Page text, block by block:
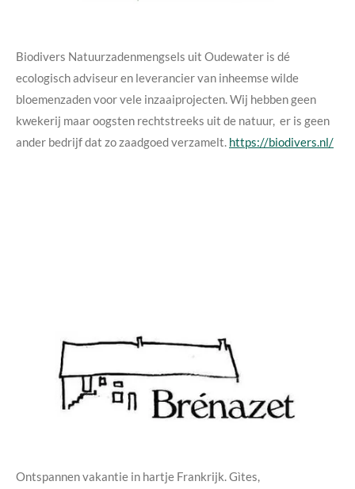
Biodivers Natuurzadenmengsels uit Oudewater is dé
ecologisch adviseur en leverancier van inheemse wilde
bloemenzaden voor vele inzaaiprojecten. Wij hebben geen
kwekerij maar oogsten rechtstreeks uit de natuur, er is geen
ander bedrijf dat zo zaadgoed verzamelt. https://biodivers.nl/
Ontspannen vakantie in hartje Frankrijk. Gìtes,